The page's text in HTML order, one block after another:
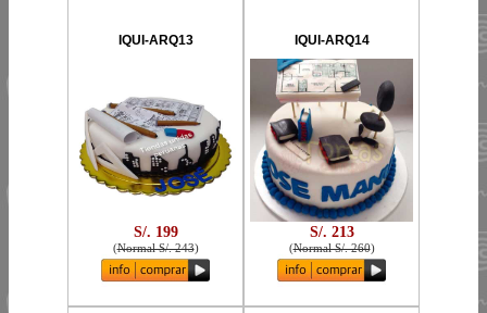
IQUI-ARQ13
S/. 199
(Normal S/. 243)
IQUI-ARQ14
S/. 213
(Normal S/. 260)